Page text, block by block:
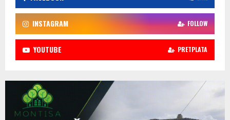
INSTAGRAM FOLLOW
YOUTUBE PRETPLATA